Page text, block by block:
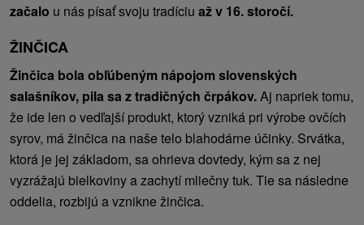
začalo u nás písať svoju tradíciu až v 16. storočí.
ŽINČICA
Žinčica bola obľúbeným nápojom slovenských
salašníkov, pila sa z tradičných črpákov.Aj napriek tomu,
že ide len o vedľajší produkt, ktorý vzniká pri výrobe ovčích
syrov, má žinčica na naše telo blahodárne účinky. Srvátka,
ktorá je jej základom, sa ohrieva dovtedy, kým sa z nej
vyzrážajú bielkoviny a zachytí mliečny tuk. Tie sa následne
oddelia, rozbijú a vznikne žinčica.